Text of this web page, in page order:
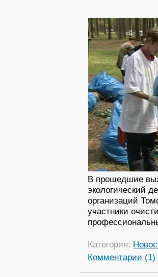
В прошедшие
экологический
организаций
участники
Категория:
Комментарии (1)